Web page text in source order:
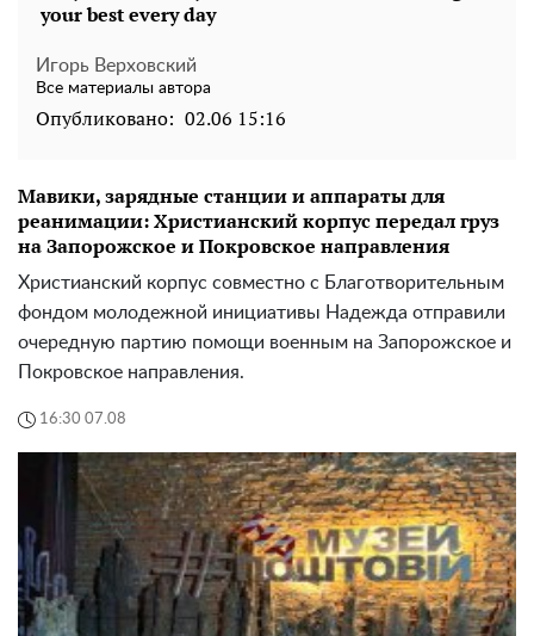
Игорь Верховский
Все материалы автора
Опубликовано: 02.06 15:16
Мавики, зарядные станции и аппараты для
реанимации: Христианский корпус передал груз
на Запорожское и Покровское направления
Христианский корпус совместно с Благотворительным
фондом молодежной инициативы Надежда отправили
очередную партию помощи военным на Запорожское и
Покровское направления.
16:30 07.08